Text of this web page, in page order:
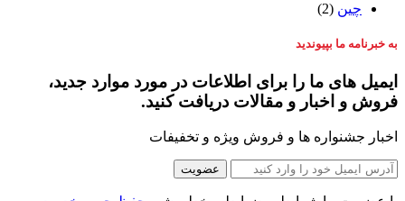
چین (2)
به خبرنامه ما بپیوندید
ایمیل های ما را برای اطلاعات در مورد موارد جدید،
فروش و اخبار و مقالات دریافت کنید.
اخبار جشنواره ها و فروش ویژه و تخفیفات
عضویت